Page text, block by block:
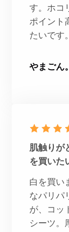
す。ホコ
ポイント
たいです。
やまごん。
肌触りが
を買いた
白を買い
なパリパ
が、コッ
シーツ。